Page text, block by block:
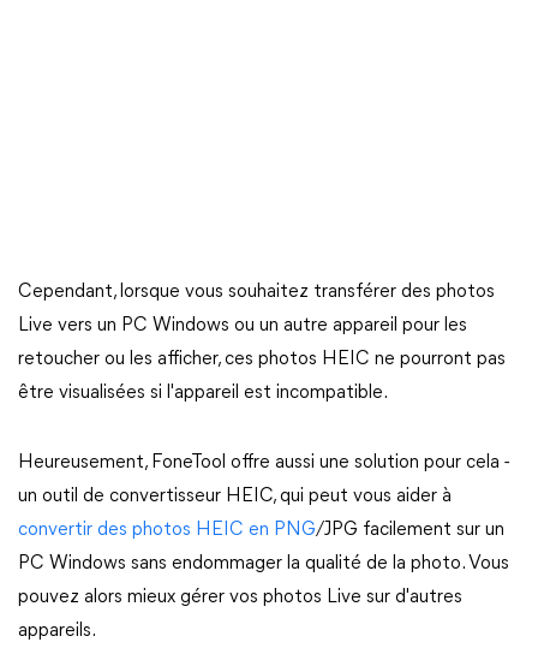
Cependant, lorsque vous souhaitez transférer des photos
Live vers un PC Windows ou un autre appareil pour les
retoucher ou les afficher, ces photos HEIC ne pourront pas
être visualisées si l'appareil est incompatible.
Heureusement, FoneTool offre aussi une solution pour cela -
un outil de convertisseur HEIC, qui peut vous aider à
convertir des photos HEIC en PNG/JPG facilement sur un
PC Windows sans endommager la qualité de la photo. Vous
pouvez alors mieux gérer vos photos Live sur d'autres
appareils.